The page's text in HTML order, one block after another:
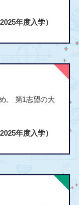
年度入学）
。 第1志望の大
年度入学）